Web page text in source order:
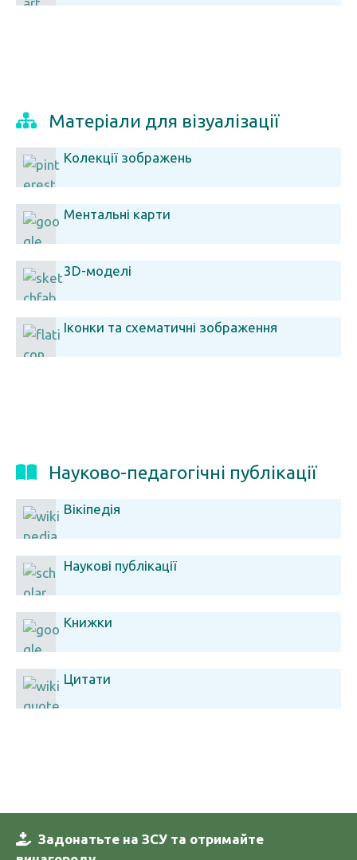
Матеріали для візуалізації
Колекції зображень
Ментальні карти
3D-моделі
Іконки та схематичні зображення
Науково-педагогічні публікації
Вікіпедія
Наукові публікації
Книжки
Цитати
Задонатьте на ЗСУ та отримайте